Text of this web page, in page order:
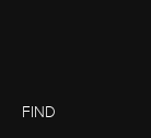
FIND